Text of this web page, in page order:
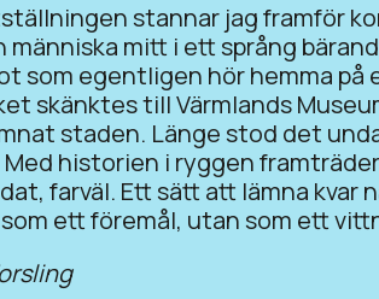
stannar jag framför
människa mitt i ett språng
som egentligen hör hemma på
skänktes till Värmlands
staden. Länge stod det
historien i ryggen
farväl. Ett sätt att lämna kvar
ett föremål, utan som ett